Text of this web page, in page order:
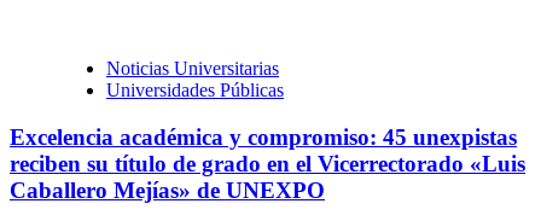
Noticias Universitarias
Universidades Públicas
Excelencia académica y compromiso: 45 unexpistas
reciben su título de grado en el Vicerrectorado «Luis
Caballero Mejías» de UNEXPO